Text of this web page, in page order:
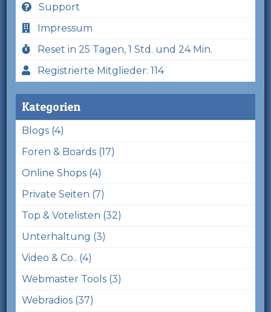
Support
Impressum
Reset in 25 Tagen, 1 Std. und 24 Min.
Registrierte Mitglieder: 114
Kategorien
Blogs (4)
Foren & Boards (17)
Online Shops (4)
Private Seiten (7)
Top & Votelisten (32)
Unterhaltung (3)
Video & Co.. (4)
Webmaster Tools (3)
Webradios (37)